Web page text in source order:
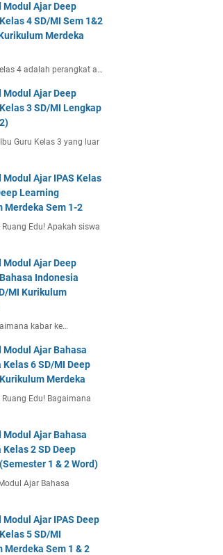
Modul Ajar Deep
4 SD/MI Sem 1&2
Merdeka
4 adalah perangkat a…
Modul Ajar Deep
3 SD/MI Lengkap
Guru Kelas 3 yang luar
Modul Ajar IPAS Kelas
Learning
Merdeka Sem 1-2
Edu! Apakah siswa
Modul Ajar Deep
Indonesia
MI Kurikulum
kabar ke…
Modul Ajar Bahasa
Kelas 6 SD/MI Deep
Merdeka
Edu! Bagaimana
Modul Ajar Bahasa
2 SD Deep
1 & 2 Word)
Ajar Bahasa
Modul Ajar IPAS Deep
5 SD/MI
Merdeka Sem 1 & 2